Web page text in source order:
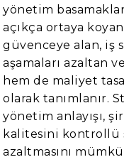
yönetim
açıkça ortaya
güvenceye alan, iş
aşamaları azaltan
hem de maliyet
olarak tanımlanır.
yönetim anlayışı,
kalitesini kontrollü
azaltmasını